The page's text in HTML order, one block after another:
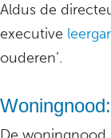
Aldus de
executive
ouderen’.